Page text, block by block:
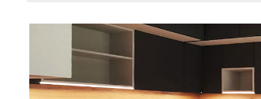
Građevinski
materijali